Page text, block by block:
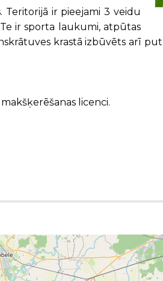
ir pieejami 3 veidu
ir sporta laukumi, atpūtas
krastā izbūvēts arī
licenci.